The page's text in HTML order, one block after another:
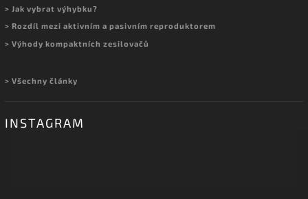
> Jak vybrat výhybku?
> Rozdíl mezi aktivním a pasivním reproduktorem
> Výhody kompaktních zesilovačů
> Všechny články
INSTAGRAM